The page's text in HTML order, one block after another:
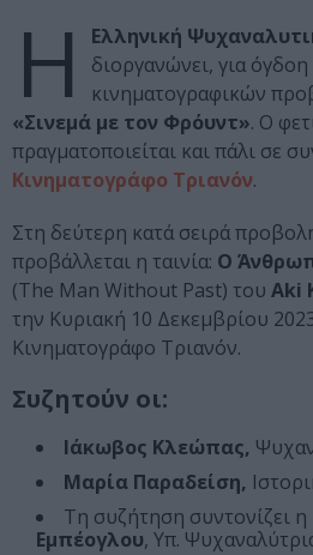
Η
Ελληνική
διοργανώνει, για
κινηματογραφικών
«Σινεμά με τον Φρόυντ». Ο
πραγματοποιείται και πάλι σε
Κινηματογράφο Τριανόν.
Στη δεύτερη κατά σειρά
προβάλλεται η ταινία: Ο
(The Man Without Past) του Aki
την Κυριακή 10 Δεκεμβρίου
Κινηματογράφο Τριανόν.
Συζητούν οι:
Ιάκωβος Κλεώπας,
Μαρία Παραδείση,
Τη συζήτηση συντονίζει η
Εμπέογλου, Υπ.